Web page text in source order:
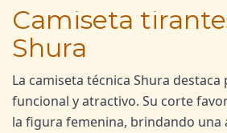
Camiseta
Shura
La camiseta técnica Shura
funcional y atractivo. Su corte
la figura femenina, brindando una